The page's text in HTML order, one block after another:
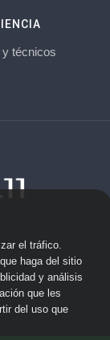
técnicos
el tráfico.
haga del sitio
y análisis
que les
del uso que